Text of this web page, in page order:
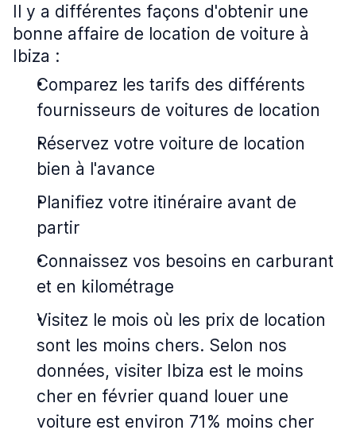
Il y a différentes façons d'obtenir une
bonne affaire de location de voiture à
Ibiza :
Comparez les tarifs des différents
fournisseurs de voitures de location
Réservez votre voiture de location
bien à l'avance
Planifiez votre itinéraire avant de
partir
Connaissez vos besoins en carburant
et en kilométrage
Visitez le mois où les prix de location
sont les moins chers. Selon nos
données, visiter Ibiza est le moins
cher en février quand louer une
voiture est environ 71% moins cher